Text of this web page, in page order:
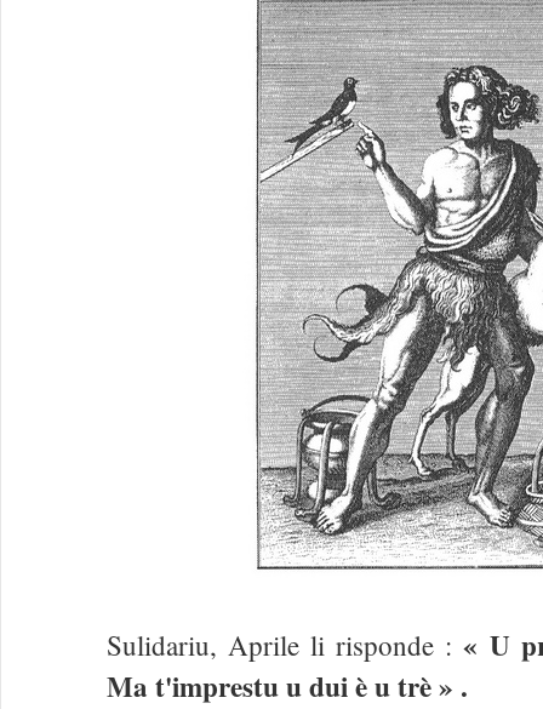
Sulidariu, Aprile li risponde : « U
Ma t'imprestu u dui è u trè » .